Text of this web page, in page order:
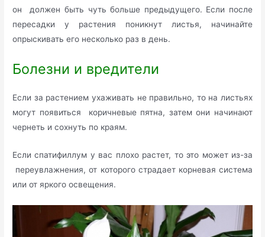
он должен быть чуть больше предыдущего. Если после
пересадки у растения поникнут листья, начинайте
опрыскивать его несколько раз в день.
Болезни и вредители
Если за растением ухаживать не правильно, то на листьях
могут появиться коричневые пятна, затем они начинают
чернеть и сохнуть по краям.
Если спатифиллум у вас плохо растет, то это может из-за
переувлажнения, от которого страдает корневая система
или от яркого освещения.